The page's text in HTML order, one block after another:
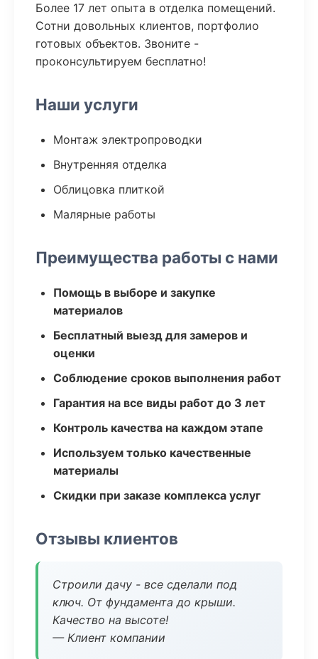
Более 17 лет опыта в отделка помещений.
Сотни довольных клиентов, портфолио
готовых объектов. Звоните -
проконсультируем бесплатно!
Наши услуги
Монтаж электропроводки
Внутренняя отделка
Облицовка плиткой
Малярные работы
Преимущества работы с нами
Помощь в выборе и закупке
материалов
Бесплатный выезд для замеров и
оценки
Соблюдение сроков выполнения работ
Гарантия на все виды работ до 3 лет
Контроль качества на каждом этапе
Используем только качественные
материалы
Скидки при заказе комплекса услуг
Отзывы клиентов
Строили дачу - все сделали под
ключ. От фундамента до крыши.
Качество на высоте!
— Клиент компании